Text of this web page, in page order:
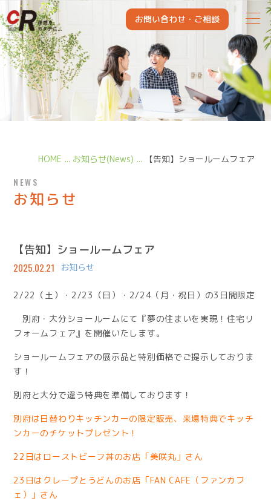
CITY KAIHATSU REFORM
お問い合わせ・ ご相談
HOME お知らせ(News) 【告知】ショールームフェア
NEWS
お知らせ
【告知】ショールームフェア
2025.02.21 お知らせ
2/22（土）・2/23（日）・2/24（月・祝日）の3日間限定
別府・大分ショールームにて『夢の住まいを実現！住宅リ
フォームフェア』を開催いたします。
ショールームフェアの展示品と特別価格でご提示しておりま
す！
別府と大分で違う特典を準備しております！
別府は日替わりキッチンカーの限定販売、来場特典でキッチ
ンカーのチケットプレゼント！
22日はローストビーフ丼のお店「美咲丸」さん
23日はクレープとうどんのお店「FAN CAFE（ファンカフ
ェ）」さん